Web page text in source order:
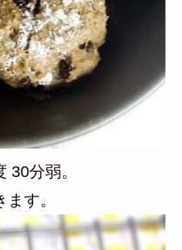
30分弱。
す。